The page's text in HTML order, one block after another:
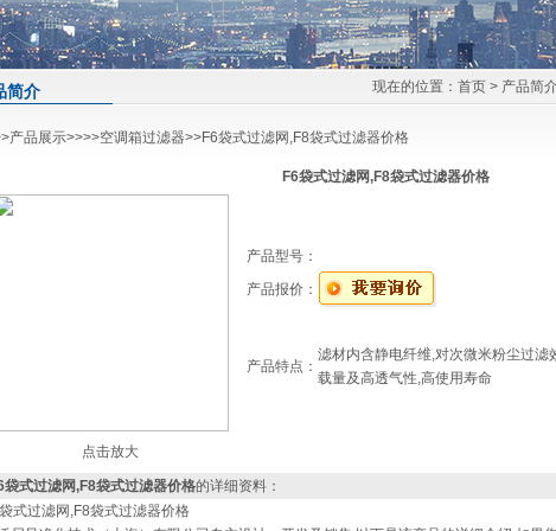
简介 现在的位置： 首页 > 产品简
产品展示>>>>空调箱过滤器>>F6袋式过滤网,F8袋式过滤器价格
F6袋式过滤网,F8袋式过滤器价格
点击放大
产品型号：
产品报价：
产品特点：
滤材内含静电纤维,对次微米粉尘过滤
载量及高透气性,高使用寿命
袋式过滤网,F8袋式过滤器价格的详细资料：
式过滤网,F8袋式过滤器价格